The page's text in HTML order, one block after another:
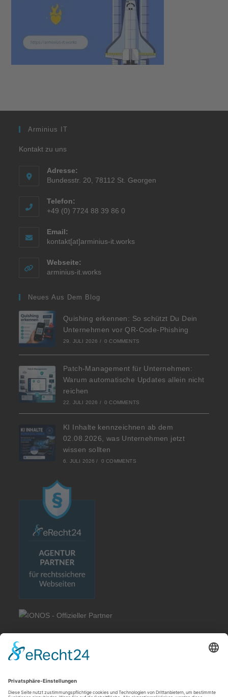
Arminius IT
Kontakt zu uns
Adresse:
Bundesstr. 20, 78112 St. Georgen
Telefon:
+49 (0) 7724 88 39 86 0
Email:
kontakt[at]arminius-it.works
Webseite:
arminius-it.works
Neues Aus Dem Blog
Quishing erkennen: So schützt Du Dein
Unternehmen vor QR-Code-Phishing
29. JULI 2026 / 0 COMMENTS
Patch-Management für Unternehmen:
Warum automatische Updates allein nicht
reichen
22. JULI 2026 / 0 COMMENTS
KI Inhalte kennzeichnen ab dem
02.08.2026, was Unternehmen jetzt
wissen sollten
6. JULI 2026 / 0 COMMENTS
Impressum